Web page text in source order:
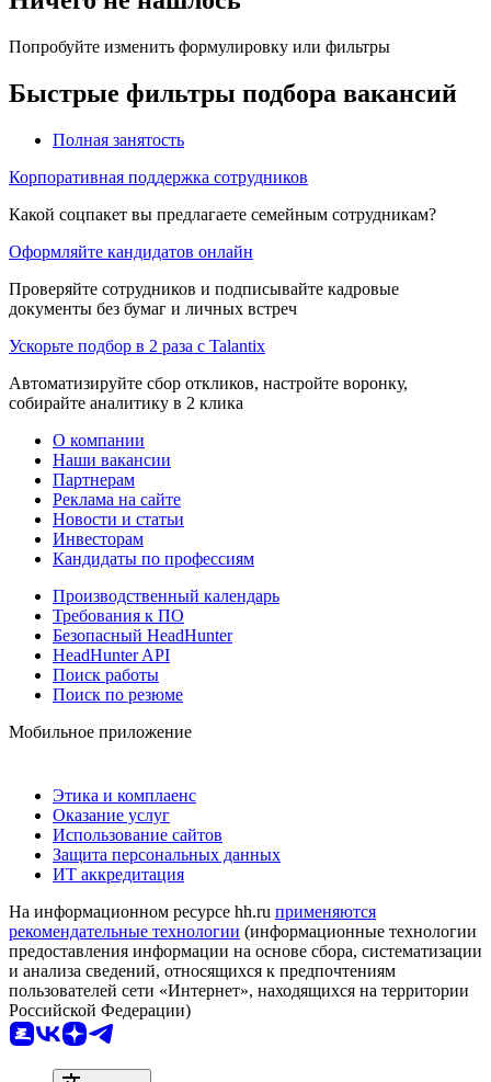
Попробуйте изменить формулировку или фильтры
Быстрые фильтры подбора вакансий
Полная занятость
Корпоративная поддержка сотрудников
Какой соцпакет вы предлагаете семейным сотрудникам?
Оформляйте кандидатов онлайн
Проверяйте сотрудников и подписывайте кадровые
документы без бумаг и личных встреч
Ускорьте подбор в 2 раза с Talantix
Автоматизируйте сбор откликов, настройте воронку,
собирайте аналитику в 2 клика
О компании
Наши вакансии
Партнерам
Реклама на сайте
Новости и статьи
Инвесторам
Кандидаты по профессиям
Производственный календарь
Требования к ПО
Безопасный HeadHunter
HeadHunter API
Поиск работы
Поиск по резюме
Мобильное приложение
Этика и комплаенс
Оказание услуг
Использование сайтов
Защита персональных данных
ИТ аккредитация
На информационном ресурсе hh.ru применяются
рекомендательные технологии (информационные технологии
предоставления информации на основе сбора, систематизации
и анализа сведений, относящихся к предпочтениям
пользователей сети «Интернет», находящихся на территории
Российской Федерации)